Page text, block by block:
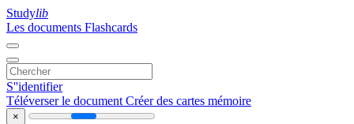
Studylib
Les documents Flashcards
S''identifier
Téléverser le document Créer des cartes mémoire
×